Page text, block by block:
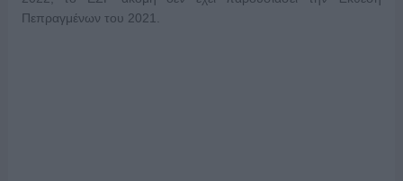
Πεπραγμένων του 2021.